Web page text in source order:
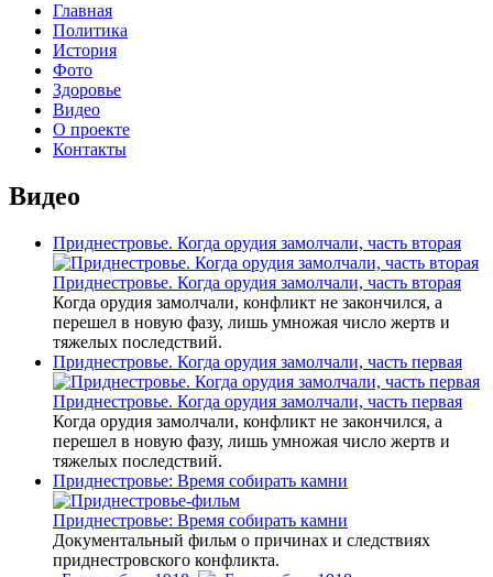
Главная
Политика
История
Фото
Здоровье
Видео
О проекте
Контакты
Видео
Приднестровье. Когда орудия замолчали, часть вторая
Приднестровье. Когда орудия замолчали, часть вторая
Когда орудия замолчали, конфликт не закончился, а
перешел в новую фазу, лишь умножая число жертв и
тяжелых последствий.
Приднестровье. Когда орудия замолчали, часть первая
Приднестровье. Когда орудия замолчали, часть первая
Когда орудия замолчали, конфликт не закончился, а
перешел в новую фазу, лишь умножая число жертв и
тяжелых последствий.
Приднестровье: Время собирать камни
Приднестровье: Время собирать камни
Документальный фильм о причинах и следствиях
приднестровского конфликта.